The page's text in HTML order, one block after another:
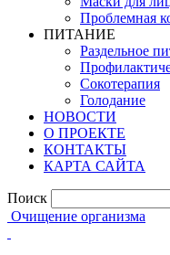
Проблемная
ПИТАНИЕ
Раздельное
Сокотерапия
Голодание
НОВОСТИ
О ПРОЕКТЕ
КОНТАКТЫ
КАРТА САЙТА
Поиск
Очищение организма